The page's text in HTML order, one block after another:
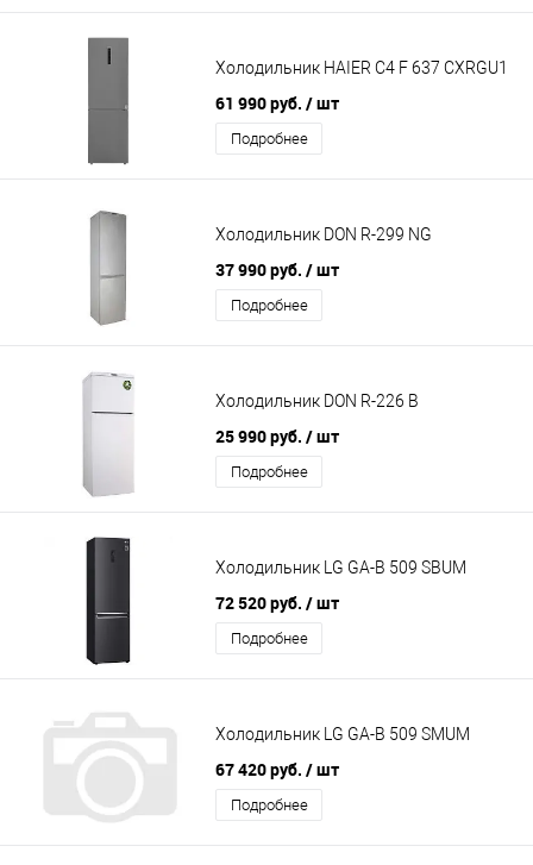
Холодильник HAIER C4 F 637 CXRGU1
61 990 руб. / шт
Подробнее
Холодильник DON R-299 NG
37 990 руб. / шт
Подробнее
Холодильник DON R-226 B
25 990 руб. / шт
Подробнее
Холодильник LG GA-B 509 SBUM
72 520 руб. / шт
Подробнее
Холодильник LG GA-B 509 SMUM
67 420 руб. / шт
Подробнее